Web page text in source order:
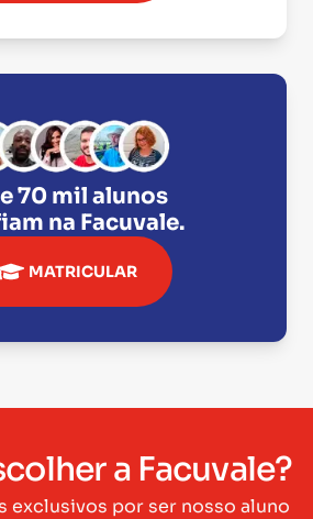
70 mil alunos
na Facuvale.
MATRICULAR
a Facuvale?
exclusivos por ser nosso aluno